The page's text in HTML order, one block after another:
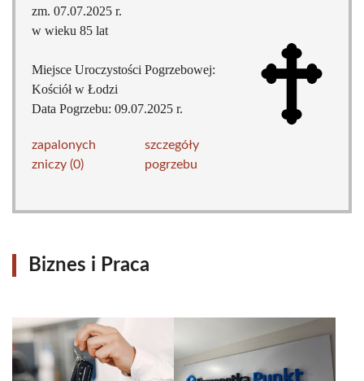
zm. 07.07.2025 r.
w wieku 85 lat
Miejsce Uroczystości Pogrzebowej:
Kościół w Łodzi
Data Pogrzebu: 09.07.2025 r.
zapalonych
zniczy (0)
szczegóły
pogrzebu
Biznes i Praca